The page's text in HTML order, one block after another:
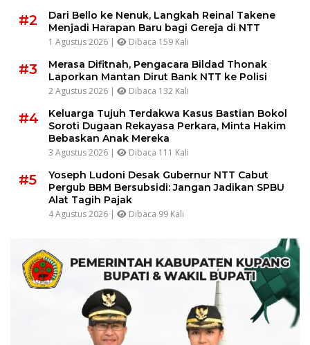
#2
Dari Bello ke Nenuk, Langkah Reinal Takene
Menjadi Harapan Baru bagi Gereja di NTT
1 Agustus 2026 | Dibaca 159 Kali
#3
Merasa Difitnah, Pengacara Bildad Thonak
Laporkan Mantan Dirut Bank NTT ke Polisi
2 Agustus 2026 | Dibaca 132 Kali
#4
Keluarga Tujuh Terdakwa Kasus Bastian Bokol
Soroti Dugaan Rekayasa Perkara, Minta Hakim
Bebaskan Anak Mereka
3 Agustus 2026 | Dibaca 111 Kali
#5
Yoseph Ludoni Desak Gubernur NTT Cabut
Pergub BBM Bersubsidi: Jangan Jadikan SPBU
Alat Tagih Pajak
4 Agustus 2026 | Dibaca 99 Kali